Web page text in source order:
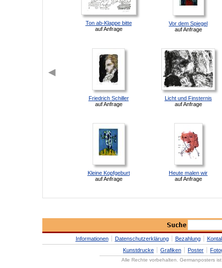
Ton ab-Klappe bitte
auf Anfrage
Vor dem Spiegel
auf Anfrage
Friedrich Schiller
auf Anfrage
Licht und Finsternis
auf Anfrage
Kleine Kopfgeburt
auf Anfrage
Heute malen wir
auf Anfrage
Informationen Datenschutzerklärung Bezahlung
Kunstdrucke
Grafiken Poster
Alle Rechte vorbehalten. Germanposters